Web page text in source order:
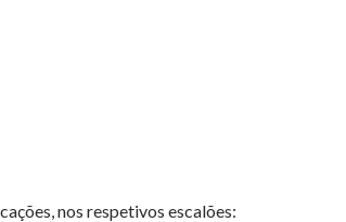
nos respetivos escalões: